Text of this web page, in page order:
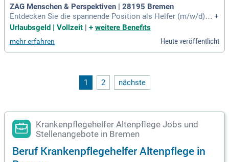
ZAG Menschen & Perspektiven | 28195 Bremen
Entdecken Sie die spannende Position als Helfer (m/w/d) in
der Fahrzeugaufbereitung in Bremen bei ZAG Menschen & P
schließlich einer fairen Bezahlung gemäß GVP-Tarifvertrag s
owie zusätzlichem Weihnachts- und Urlaubsgeld. Nutzen Si
hrenden Unternehmen, die Ihren Fähigkeiten entsprechen un
d exklusive Einsätze anbieten. Wir unterstützen Sie aktiv bei
+
Urlaubsgeld | Vollzeit
+ weitere Benefits
mehr erfahren Heute veröffentlicht
1 2 nächste
Krankenpflegehelfer Altenpflege Jobs und
Stellenangebote in Bremen
Beruf Krankenpflegehelfer Altenpflege in